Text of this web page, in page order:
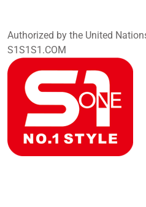
Authorized by the United
S1S1S1.COM